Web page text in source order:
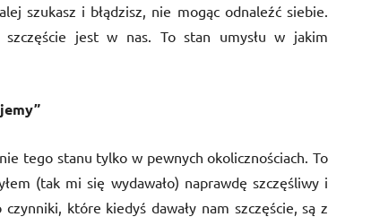
szukasz i błądzisz, nie mogąc odnaleźć siebie.
jest w nas. To stan umysłu w jakim
tego stanu tylko w pewnych okolicznościach. To
(tak mi się wydawało) naprawdę szczęśliwy i
które kiedyś dawały nam szczęście, są z